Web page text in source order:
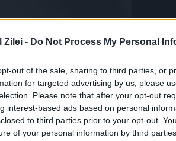
Zilei - Do Not Process My Personal
out of the sale, sharing to third parties, or
for targeted advertising by us, please
Please note that after your opt-out
interest-based ads based on personal
to third parties prior to your opt-out.
of your personal information by third